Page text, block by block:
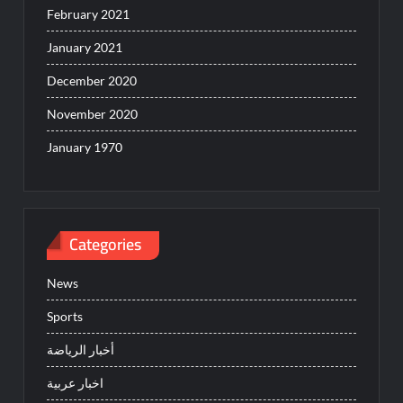
February 2021
January 2021
December 2020
November 2020
January 1970
Categories
News
Sports
أخبار الرياضة
اخبار عربية